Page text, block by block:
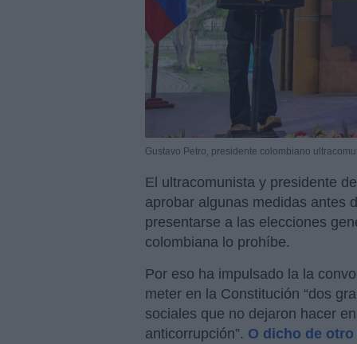
Gustavo Petro, presidente colombiano
El ultracomunista y presidente
aprobar algunas medidas antes
presentarse a las elecciones
colombiana lo prohíbe.
Por eso ha impulsado la la
meter en la Constitución “dos
sociales que no dejaron hacer
anticorrupción”. O dicho de